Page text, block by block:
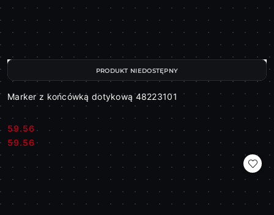
Marker z końcówką dotykową 48223101
Cena:
59.56
Cena:
59.56
PRODUKT NIEDOSTĘPNY